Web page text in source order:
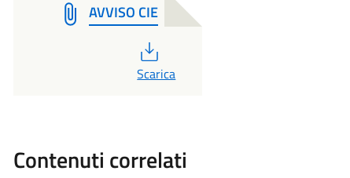
AVVISO CIE
PDF
Scarica
Contenuti correlati